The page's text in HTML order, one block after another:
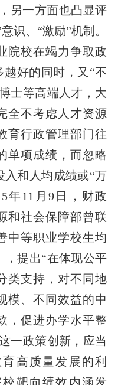
另一方面也凸显评
识、“激励”机制。
院校在竭力争取政
越好的同时，又“不
士等高端人才，大
全不考虑人才资源
育行政管理部门往
单项成绩，而忽略
和人均成绩或“万
年11月9日，财政
和社会保障部曾联
中等职业学校生均
提出“在体现公平
类支持，对不同地
模、不同效益的中
，促进办学水平整
一政策创新，应当
高质量发展的利
靶向绩效内涵发